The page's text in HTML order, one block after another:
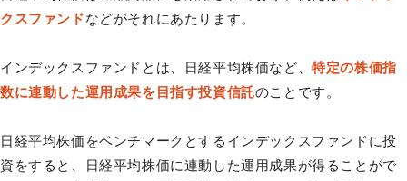
クスファンドなどがそれにあたります。
インデックスファンドとは、日経平均株価など、特定の株価指
数に連動した運用成果を目指す投資信託のことです。
日経平均株価をベンチマークとするインデックスファンドに投
資をすると、日経平均株価に連動した運用成果が得ることがで